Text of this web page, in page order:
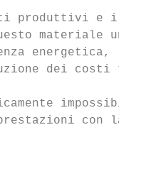
produttivi e il
materiale unico
energetica,
dei costi
impossibile
con la